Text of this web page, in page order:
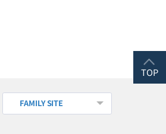
FAMILY SITE
TOP